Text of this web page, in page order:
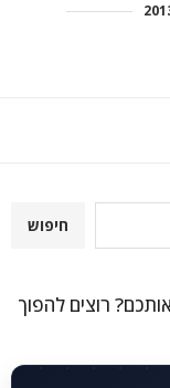
חיפוש
רוצים להפוך